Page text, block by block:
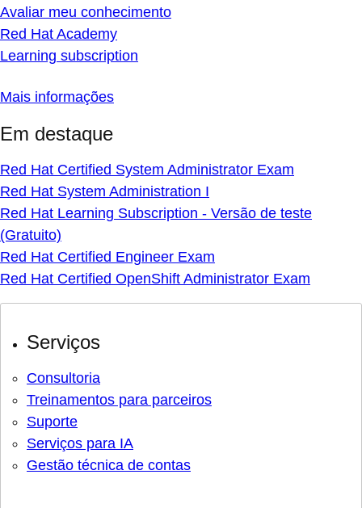
Avaliar meu conhecimento
Red Hat Academy
Learning subscription
Mais informações
Em destaque
Red Hat Certified System Administrator Exam
Red Hat System Administration I
Red Hat Learning Subscription - Versão de teste
(Gratuito)
Red Hat Certified Engineer Exam
Red Hat Certified OpenShift Administrator Exam
Serviços
Consultoria
Treinamentos para parceiros
Suporte
Serviços para IA
Gestão técnica de contas